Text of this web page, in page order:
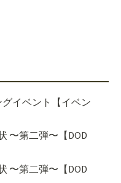
グイベント【イベン
〜第二弾〜【DOD
〜第二弾〜【DOD